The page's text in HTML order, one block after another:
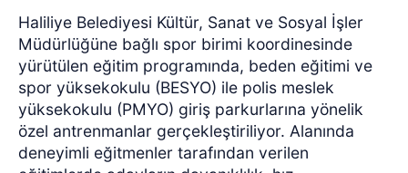
Haliliye Belediyesi Kültür, Sanat ve Sosyal İşler
Müdürlüğüne bağlı spor birimi koordinesinde
yürütülen eğitim programında, beden eğitimi ve
spor yüksekokulu (BESYO) ile polis meslek
yüksekokulu (PMYO) giriş parkurlarına yönelik
özel antrenmanlar gerçekleştiriliyor. Alanında
deneyimli eğitmenler tarafından verilen